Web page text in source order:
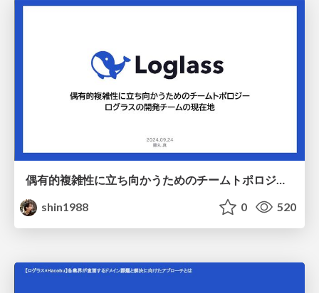
偶有的複雑性に立ち向かうためのチームトポロジー / Platform Engineering at Loglass
shin1988
0 520